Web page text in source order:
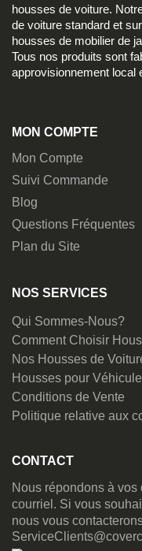
housses de voiture.
de voiture standard et
housses de mobilier de
Tous nos produits sont
approvisionnement local
MON COMPTE
Mon Compte
Suivi Commande
Blog
Questions Fréquentes
Plan du Site
NOS SERVICES
Qui Sommes-Nous?
Comment Choisir
Nos Housses de
Housses pour
Conditions de Vente
Politique relative aux
CONTACT
Nous répondons à
courriel. Si vous
nous vous